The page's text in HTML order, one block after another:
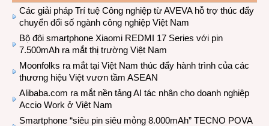
Các giải pháp Trí tuệ Công nghiệp từ AVEVA hỗ trợ thúc đẩy
chuyển đổi số ngành công nghiệp Việt Nam
Bộ đôi smartphone Xiaomi REDMI 17 Series với pin
7.500mAh ra mắt thị trường Việt Nam
Moonfolks ra mắt tại Việt Nam thúc đẩy hành trình của các
thương hiệu Việt vươn tầm ASEAN
Alibaba.com ra mắt nền tảng AI tác nhân cho doanh nghiệp
Accio Work ở Việt Nam
Smartphone “siêu pin siêu mỏng 8.000mAh” TECNO POVA